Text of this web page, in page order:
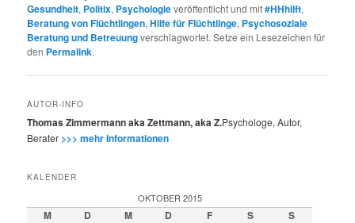
Gesundheit, Politix, Psychologieveröffentlicht und mit#HHhilft,
Beratung von Flüchtlingen,Hilfe für Flüchtlinge, Psychosoziale
Beratung und Betreuungverschlagwortet. Setze ein Lesezeichen für
den Permalink.
AUTOR-INFO
Thomas Zimmermann aka Zettmann, aka Z.Psychologe, Autor,
Berater >>> mehr Informationen
KALENDER
OKTOBER 2015
M D M D F S S